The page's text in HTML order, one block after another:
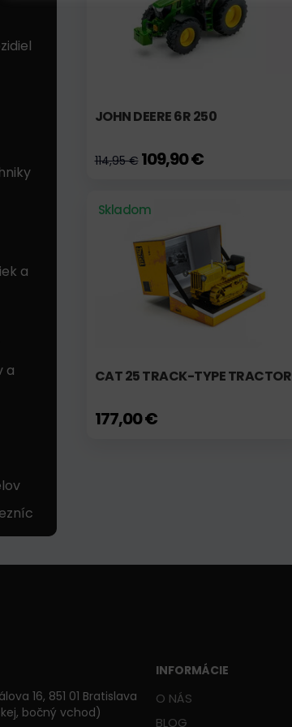
a
a
JOHN DEERE 6R 250
114,95 €109,90 €
Skladom
CAT 25 TRACK-TYPE TRACTOR
177,00 €
16, 851 01 Bratislava
bočný vchod)
INFORMÁCIE
O NÁS
BLOG